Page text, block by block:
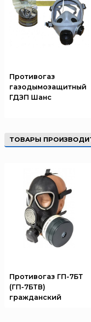
Феникс
Элемент
Противогаз
газодымозащитный
ГДЗП Шанс
ТОВАРЫ
Противогаз ГП-7БТ
(ГП-7БТВ)
гражданский